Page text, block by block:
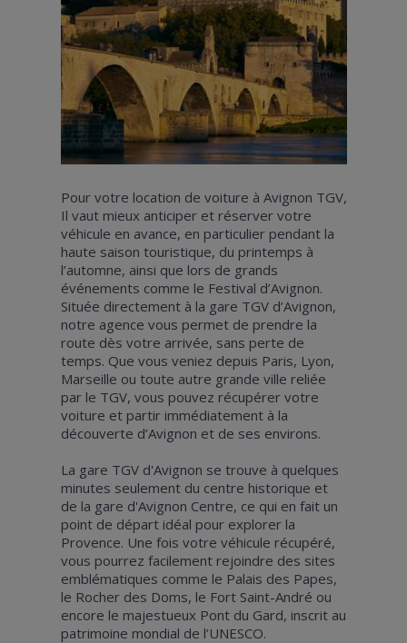
Pour votre location de voiture à Avignon TGV,
Il vaut mieux anticiper et réserver votre
véhicule en avance, en particulier pendant la
haute saison touristique, du printemps à
l’automne, ainsi que lors de grands
événements comme le Festival d’Avignon.
Située directement à la gare TGV d’Avignon,
notre agence vous permet de prendre la
route dès votre arrivée, sans perte de
temps. Que vous veniez depuis Paris, Lyon,
Marseille ou toute autre grande ville reliée
par le TGV, vous pouvez récupérer votre
voiture et partir immédiatement à la
découverte d’Avignon et de ses environs.
La gare TGV d'Avignon se trouve à quelques
minutes seulement du centre historique et
de la gare d'Avignon Centre, ce qui en fait un
point de départ idéal pour explorer la
Provence. Une fois votre véhicule récupéré,
vous pourrez facilement rejoindre des sites
emblématiques comme le Palais des Papes,
le Rocher des Doms, le Fort Saint-André ou
encore le majestueux Pont du Gard, inscrit au
patrimoine mondial de l’UNESCO.